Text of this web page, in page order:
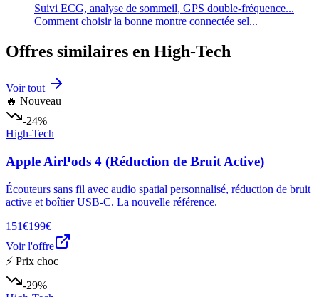
Suivi ECG, analyse de sommeil, GPS double-fréquence...
Comment choisir la bonne montre connectée sel...
Offres similaires en High-Tech
Voir tout
🔥 Nouveau
-24%
High-Tech
Apple AirPods 4 (Réduction de Bruit Active)
Écouteurs sans fil avec audio spatial personnalisé, réduction de bruit
active et boîtier USB-C. La nouvelle référence.
151€199€
Voir l'offre
⚡ Prix choc
-29%